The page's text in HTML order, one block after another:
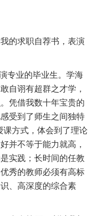
的求职自荐书，表演
业的毕业生。学海
自诩有超群之才学，
凭借我数十年宝贵的
受到了师生之间独特
方式，体会到了理论
并不等于能力就高，
实践；长时间的任教
秀的教师必须有高标
、高深度的综合素